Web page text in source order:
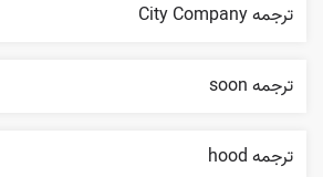
ترجمه City Company
ترجمه soon
ترجمه hood